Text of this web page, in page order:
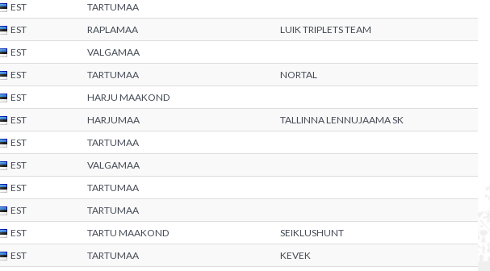
EST
TARTUMAA
EST RAPLAMAA
LUIK TRIPLETS TEAM
EST
VALGAMAA
EST TARTUMAA
NORTAL
EST
HARJU MAAKOND
EST HARJUMAA
TALLINNA LENNUJAAMA SK
EST
TARTUMAA
EST
VALGAMAA
EST
TARTUMAA
EST
TARTUMAA
EST TARTU MAAKOND
SEIKLUSHUNT
EST TARTUMAA
KEVEK